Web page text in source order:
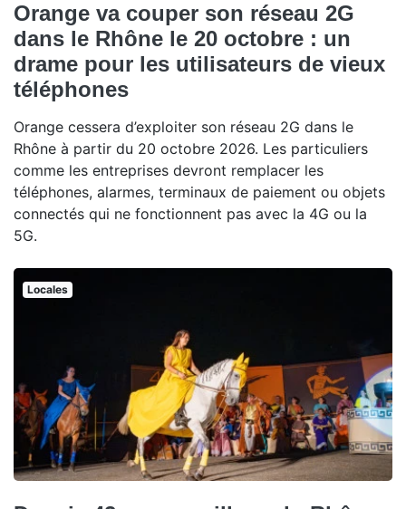
Orange va couper son réseau 2G
dans le Rhône le 20 octobre : un
drame pour les utilisateurs de vieux
téléphones
Orange cessera d’exploiter son réseau 2G dans le
Rhône à partir du 20 octobre 2026. Les particuliers
comme les entreprises devront remplacer les
téléphones, alarmes, terminaux de paiement ou objets
connectés qui ne fonctionnent pas avec la 4G ou la
5G.
Locales